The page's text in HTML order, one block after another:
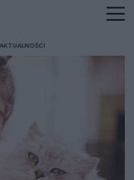
AKTUALNOŚCI